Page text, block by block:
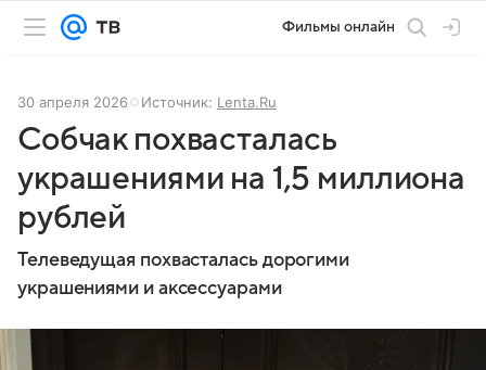
Фильмы онлайн
30 апреля 2026 Источник: Lenta.Ru
Собчак похвасталась
украшениями на 1,5 миллиона
рублей
Телеведущая похвасталась дорогими
украшениями и аксессуарами